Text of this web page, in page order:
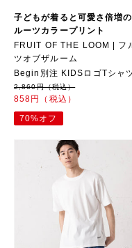
子どもが着ると可愛さ倍増
ルーツカラープリント
FRUIT OF THE LOOM | フ
ツオブザルーム
Begin別注 KIDSロゴTシャ
2,860円（税込）
858円（税込）
70%オフ